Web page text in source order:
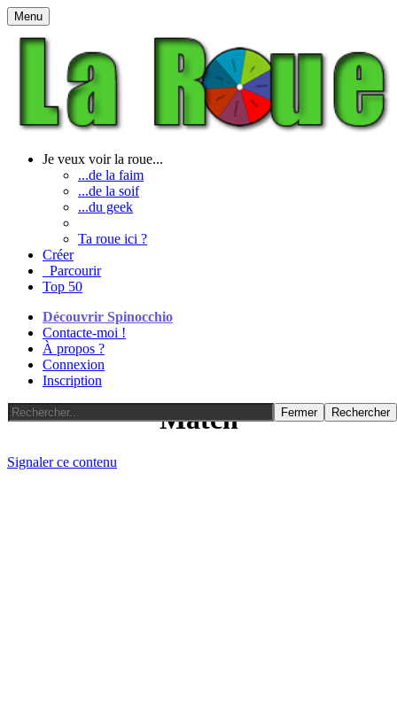
Menu
Je veux voir la roue...
...de la faim
...de la soif
...du geek
Ta roue ici ?
Créer
Parcourir
Top 50
Découvrir Spinocchio
Contacte-moi !
À propos ?
Connexion
Inscription
Fermer Rechercher
Match
Signaler ce contenu